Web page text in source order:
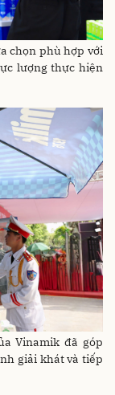
chọn phù hợp với
lượng thực hiện
Vinamik đã góp
giải khát và tiếp